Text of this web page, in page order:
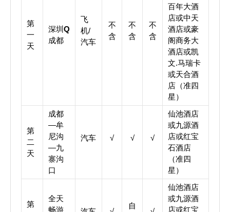
第
一
天
深圳 Q
成都
飞
机/
汽车
不
含
不
含
不
含
百年大酒
店或中天
酒店或豪
阁商务大
酒店或凯
文.马瑞卡
或天合酒
店（准四
星）
第
二
天
成都
—牟
尼沟
—九
寨沟
口
汽车 √ √ √
仙池酒店
或九源酒
店或红宝
石酒店
（准四
星）
第
全天
畅游
自
仙池酒店
或九源酒
店或红宝